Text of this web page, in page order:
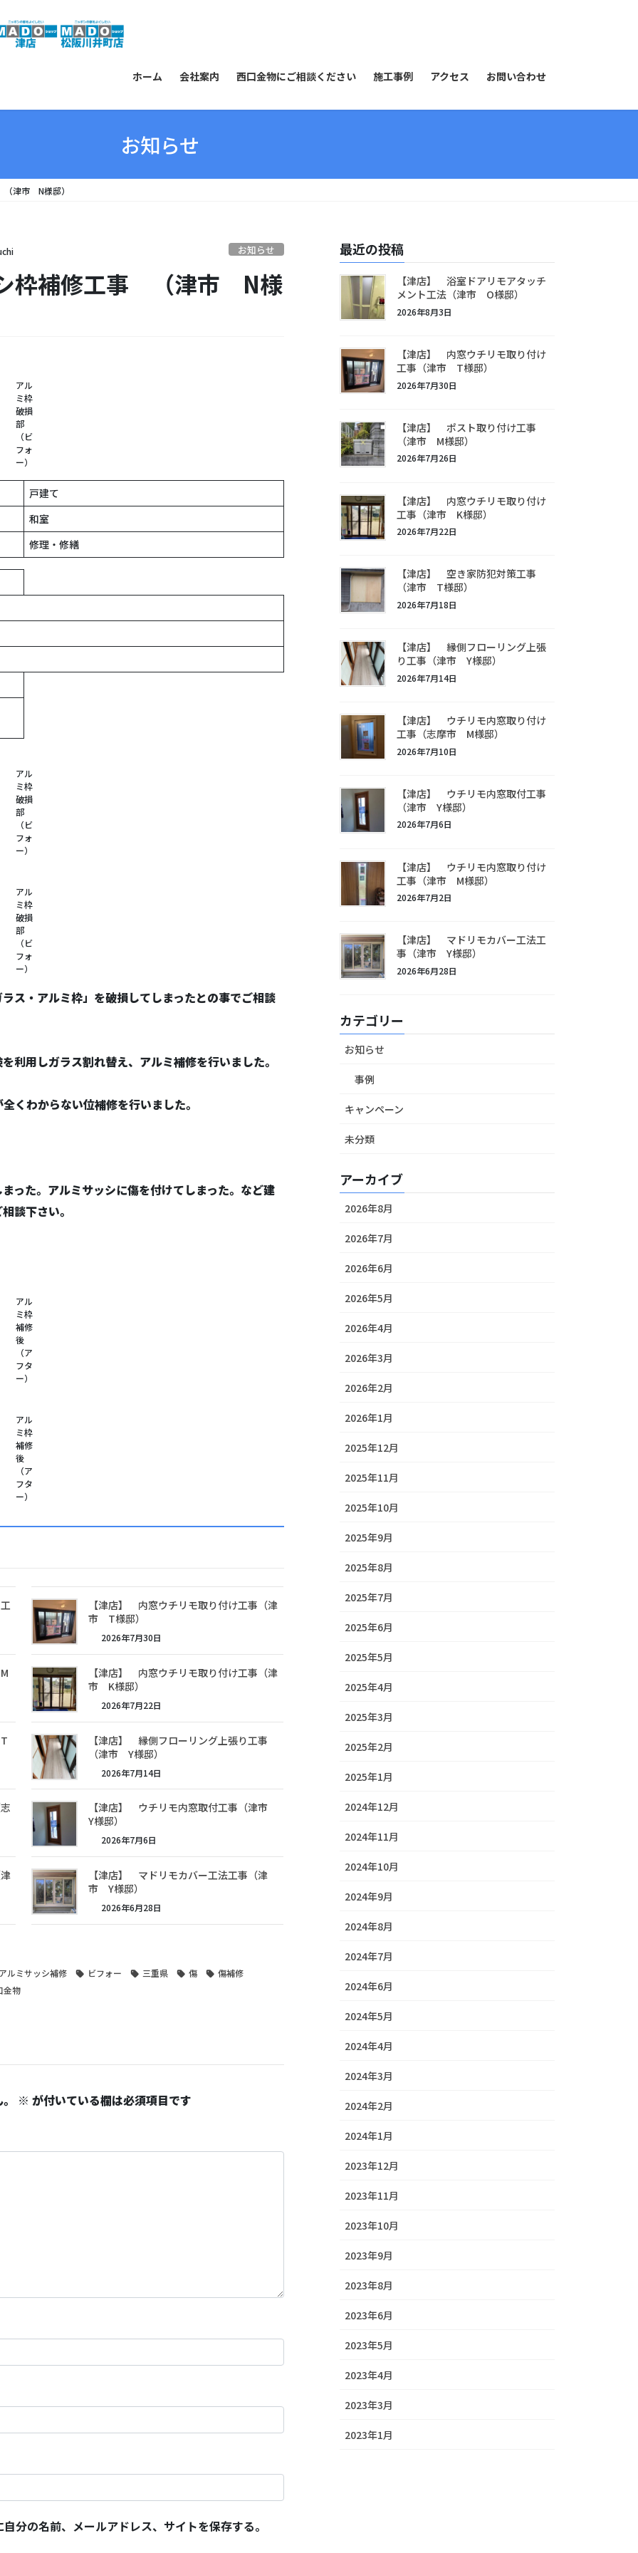
ホーム 会社案内 西口金物にご相談ください 施工事例 アクセス お問い合わせ
お知らせ
津市 N様邸）
お知らせ
枠補修工事 （津市 N様
アル
ミ枠
破損
部
（ビ
フォ
ー）
戸建て
和室
修理・修繕
アル
ミ枠
破損
部
（ビ
フォ
ー）
アル
ミ枠
破損
部
（ビ
フォ
ー）
ス・アルミ枠」を破損してしまったとの事でご相談
利用しガラス割れ替え、アルミ補修を行いました。
くわからない位補修を行いました。
った。アルミサッシに傷を付けてしまった。など建
談下さい。
アル
ミ枠
補修
後
（ア
フタ
ー）
アル
ミ枠
補修
後
（ア
フタ
ー）
【津店】 内窓ウチリモ取り付け工事（津
市 T様邸）
2026年7月30日
【津店】 内窓ウチリモ取り付け工事（津
市 K様邸）
2026年7月22日
【津店】 縁側フローリング上張り工事
（津市 Y様邸）
2026年7月14日
【津店】 ウチリモ内窓取付工事（津市
Y様邸）
2026年7月6日
【津店】 マドリモカバー工法工事（津
市 Y様邸）
2026年6月28日
ルミサッシ補修 ビフォー 三重県 傷
傷補修
金物
※ が付いている欄は必須項目です
分の名前、メールアドレス、サイトを保存する。
最近の投稿
【津店】 浴室ドアリモアタッチ
メント工法（津市 O様邸）
2026年8月3日
【津店】 内窓ウチリモ取り付け
工事（津市 T様邸）
2026年7月30日
【津店】 ポスト取り付け工事
（津市 M様邸）
2026年7月26日
【津店】 内窓ウチリモ取り付け
工事（津市 K様邸）
2026年7月22日
【津店】 空き家防犯対策工事
（津市 T様邸）
2026年7月18日
【津店】 縁側フローリング上張
り工事（津市 Y様邸）
2026年7月14日
【津店】 ウチリモ内窓取り付け
工事（志摩市 M様邸）
2026年7月10日
【津店】 ウチリモ内窓取付工事
（津市 Y様邸）
2026年7月6日
【津店】 ウチリモ内窓取り付け
工事（津市 M様邸）
2026年7月2日
【津店】 マドリモカバー工法工
事（津市 Y様邸）
2026年6月28日
カテゴリー
お知らせ
事例
キャンペーン
未分類
アーカイブ
2026年8月
2026年7月
2026年6月
2026年5月
2026年4月
2026年3月
2026年2月
2026年1月
2025年12月
2025年11月
2025年10月
2025年9月
2025年8月
2025年7月
2025年6月
2025年5月
2025年4月
2025年3月
2025年2月
2025年1月
2024年12月
2024年11月
2024年10月
2024年9月
2024年8月
2024年7月
2024年6月
2024年5月
2024年4月
2024年3月
2024年2月
2024年1月
2023年12月
2023年11月
2023年10月
2023年9月
2023年8月
2023年6月
2023年5月
2023年4月
2023年3月
2023年1月